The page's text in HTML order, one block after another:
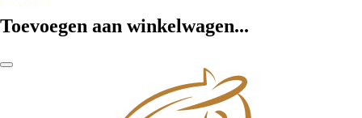
Toevoegen aan winkelwagen...